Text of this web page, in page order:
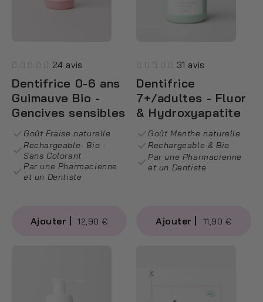
24 avis
Dentifrice 0-6 ans
Guimauve Bio -
Gencives sensibles
Goût Fraise naturelle
Rechargeable- Bio -
Sans Colorant
Par une Pharmacienne
et un Dentiste
12,90 €
31 avis
Dentifrice
7+/adultes - Fluor
& Hydroxyapatite
Goût Menthe naturelle
Rechargeable & Bio
Par une Pharmacienne
et un Dentiste
11,90 €